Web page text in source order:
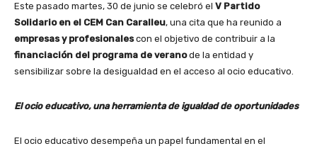
Este pasado martes, 30 de junio se celebró el V Partido
Solidario en el CEM Can Caralleu, una cita que ha reunido a
empresas y profesionalescon el objetivo de contribuir a la
financiación del programa de veranode la entidad y
sensibilizar sobre la desigualdad en el acceso al ocio educativo.
El ocio educativo, una herramienta de igualdad de oportunidades
El ocio educativo desempeña un papel fundamental en el